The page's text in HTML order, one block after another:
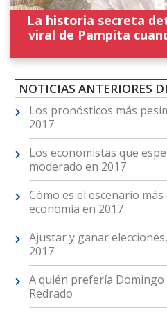
La historia secreta
viral de Pampita
NOTICIAS ANTERIORES
Los pronósticos más
2017
Los economistas que
moderado en 2017
Cómo es el escenario
economía en 2017
Ajustar y ganar
2017
A quién prefería Domingo
Redrado